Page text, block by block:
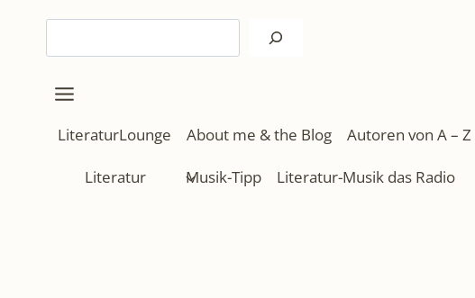
springen
LiteraturLounge About me & the Blog Autoren von A – Z
Literatur Musik-Tipp Literatur-Musik das Radio